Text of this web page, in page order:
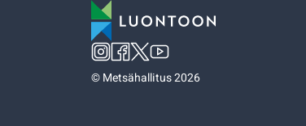
©Metsähallitus 2026